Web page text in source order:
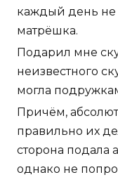
каждый день не
матрёшка.
Подарил мне
неизвестного
могла
Причём,
правильно их
сторона подала
однако не